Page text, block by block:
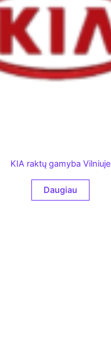
KIA raktų gamyba Vilniuje
Daugiau